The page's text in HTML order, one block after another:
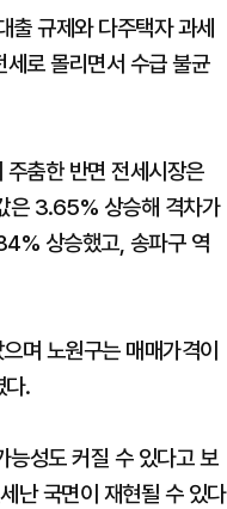
출 규제와 다주택자 과세
로 몰리면서 수급 불균
춤한 반면 전세시장은
은 3.65% 상승해 격차가
상승했고, 송파구 역
며 노원구는 매매가격이
다.
능성도 커질 수 있다고 보
난 국면이 재현될 수 있다